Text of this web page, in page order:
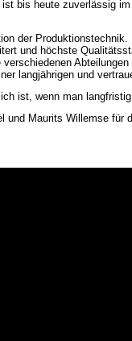
bis heute zuverlässig
der
und höchste
langjährigen und
ist, wenn man
Maurits Willemse für